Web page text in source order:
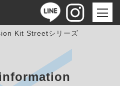
Kit Streetシリーズ